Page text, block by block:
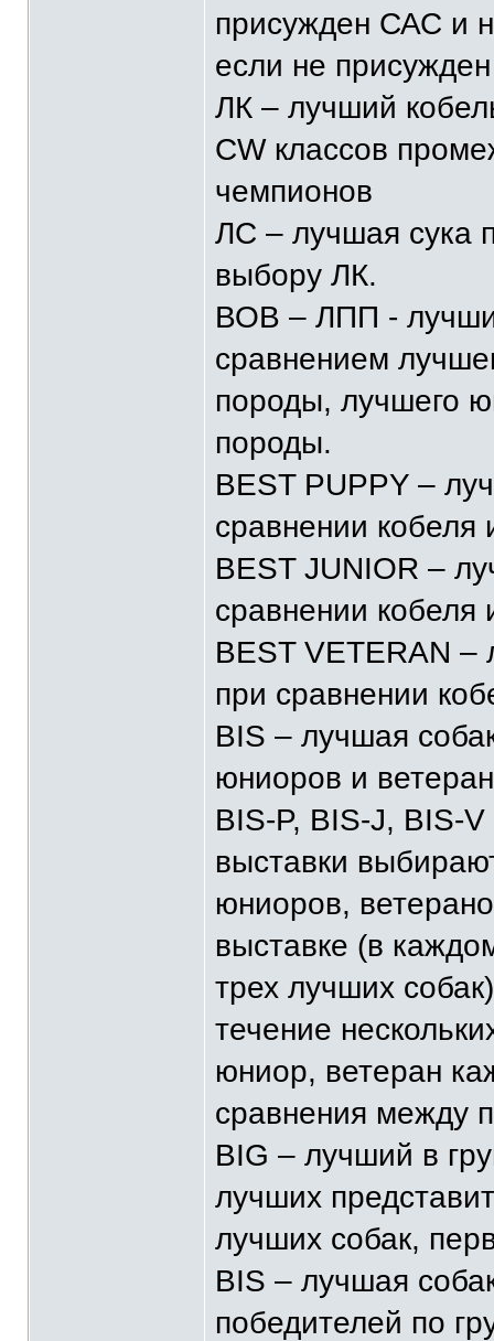
присужден САС и
если не
ЛК – лучший
CW классов
чемпионов
ЛС – лучшая сука
выбору ЛК.
ВОВ – ЛПП -
сравнением
породы, лучшего
породы.
BEST PUPPY –
сравнении кобеля
BEST JUNIOR –
сравнении
BEST VETERAN –
при сравнении
BIS – лучшая
юниоров и
BIS-P, BIS-J, BIS-
выставки
юниоров,
выставке (в
трех лучших
течение
юниор, ветеран
сравнения между
BIG – лучший в
лучших
лучших собак,
BIS – лучшая
победителей по